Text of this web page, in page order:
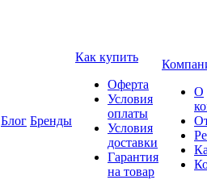
Блог Бренды
Как купить
Оферта
Условия
оплаты
Условия
доставки
Гарантия
на товар
О